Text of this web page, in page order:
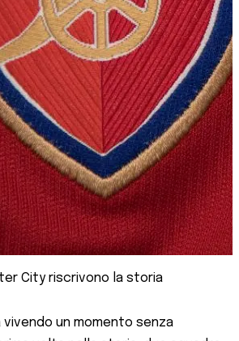
City riscrivono la storia
vivendo un momento senza